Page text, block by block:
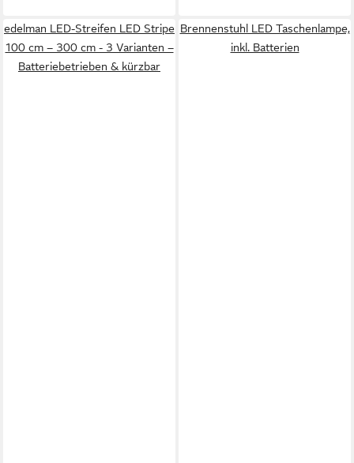
edelman LED-Streifen LED Stripe
100 cm – 300 cm - 3 Varianten –
Batteriebetrieben & kürzbar
Brennenstuhl LED Taschenlampe,
inkl. Batterien